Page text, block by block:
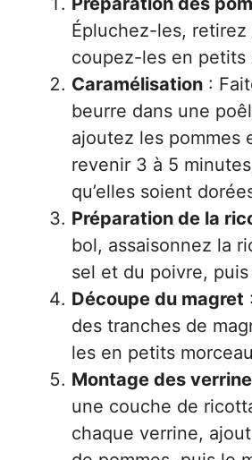
Épluchez-les,
coupez-les en petits
Caramélisation :
beurre dans une
ajoutez les pommes
revenir 3 à 5 minutes
qu’elles soient
Préparation de la
bol, assaisonnez la
sel et du poivre,
Découpe du magret
des tranches de
les en petits
Montage des
une couche de
chaque verrine,